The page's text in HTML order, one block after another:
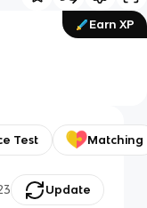
Earn XP
Test Matching
Update